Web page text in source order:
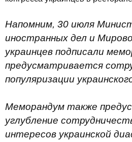
Напомним, 30 июля
иностранных дел и
украинцев подписали
предусматривается
популяризации
Меморандум также
углубление
интересов украинской